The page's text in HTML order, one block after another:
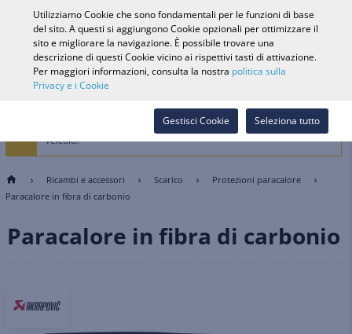
Ricerca veicolo
Cerca nel
Webshop
Accedi
La Selezione del veicolo è vietata dall'attuale selezione dei cookie.
Seleziona i Cookie di preferenza per memorizzare e filtrare per
Veicolo.
Ricambi e accessori Scarico
Protezioni paracalore
Paracalore in fibra di carbonio
Paracalore in fibra di carbonio
Utilizziamo Cookie che sono fondamentali per le funzioni di base
del sito. A questi si aggiungono Cookie opzionali per ottimizzare il
sito e migliorare la navigazione. È possibile trovare una
descrizione di questi Cookie vicino ai rispettivi tasti di attivazione.
Per maggiori informazioni, consulta la nostra politica sulla
Privacy e i Cookie
Seleziona tutto
Gestisci Cookie